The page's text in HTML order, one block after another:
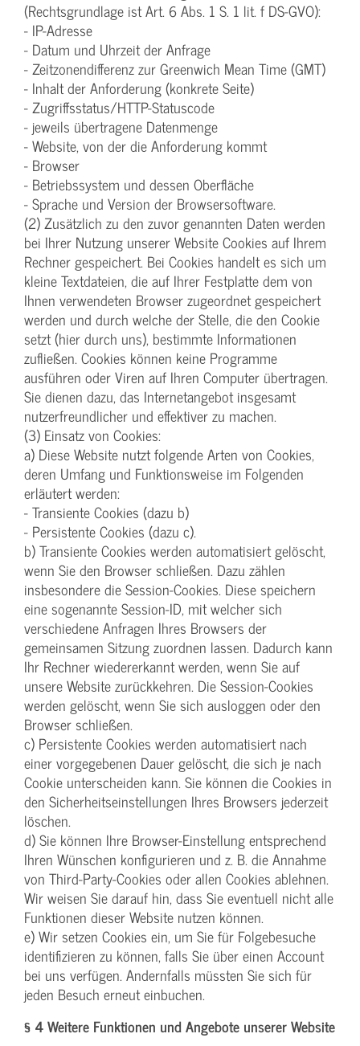
(Rechtsgrundlage ist Art. 6 Abs. 1 S. 1 lit. f DS-GVO):
- IP-Adresse
- Datum und Uhrzeit der Anfrage
- Zeitzonendifferenz zur Greenwich Mean Time (GMT)
- Inhalt der Anforderung (konkrete Seite)
- Zugriffsstatus/HTTP-Statuscode
- jeweils übertragene Datenmenge
- Website, von der die Anforderung kommt
- Browser
- Betriebssystem und dessen Oberfläche
- Sprache und Version der Browsersoftware.
(2) Zusätzlich zu den zuvor genannten Daten werden
bei Ihrer Nutzung unserer Website Cookies auf Ihrem
Rechner gespeichert. Bei Cookies handelt es sich um
kleine Textdateien, die auf Ihrer Festplatte dem von
Ihnen verwendeten Browser zugeordnet gespeichert
werden und durch welche der Stelle, die den Cookie
setzt (hier durch uns), bestimmte Informationen
zufließen. Cookies können keine Programme
ausführen oder Viren auf Ihren Computer übertragen.
Sie dienen dazu, das Internetangebot insgesamt
nutzerfreundlicher und effektiver zu machen.
(3) Einsatz von Cookies:
a) Diese Website nutzt folgende Arten von Cookies,
deren Umfang und Funktionsweise im Folgenden
erläutert werden:
- Transiente Cookies (dazu b)
- Persistente Cookies (dazu c).
b) Transiente Cookies werden automatisiert gelöscht,
wenn Sie den Browser schließen. Dazu zählen
insbesondere die Session-Cookies. Diese speichern
eine sogenannte Session-ID, mit welcher sich
verschiedene Anfragen Ihres Browsers der
gemeinsamen Sitzung zuordnen lassen. Dadurch kann
Ihr Rechner wiedererkannt werden, wenn Sie auf
unsere Website zurückkehren. Die Session-Cookies
werden gelöscht, wenn Sie sich ausloggen oder den
Browser schließen.
c) Persistente Cookies werden automatisiert nach
einer vorgegebenen Dauer gelöscht, die sich je nach
Cookie unterscheiden kann. Sie können die Cookies in
den Sicherheitseinstellungen Ihres Browsers jederzeit
löschen.
d) Sie können Ihre Browser-Einstellung entsprechend
Ihren Wünschen konfigurieren und z. B. die Annahme
von Third-Party-Cookies oder allen Cookies ablehnen.
Wir weisen Sie darauf hin, dass Sie eventuell nicht alle
Funktionen dieser Website nutzen können.
e) Wir setzen Cookies ein, um Sie für Folgebesuche
identifizieren zu können, falls Sie über einen Account
bei uns verfügen. Andernfalls müssten Sie sich für
jeden Besuch erneut einbuchen.
§ 4 Weitere Funktionen und Angebote unserer Website